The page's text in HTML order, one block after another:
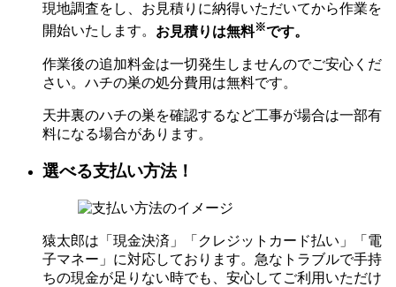
現地調査をし、お見積りに納得いただいてから作業を
開始いたします。 お見積りは無料※です。
作業後の追加料金は一切発生しませんのでご安心くだ
さい。ハチの巣の処分費用は無料です。
天井裏のハチの巣を確認するなど工事が場合は一部有
料になる場合があります。
選べる支払い方法！
猿太郎は「現金決済」「クレジットカード払い」「電
子マネー」に対応しております。急なトラブルで手持
ちの現金が足りない時でも、安心してご利用いただけ